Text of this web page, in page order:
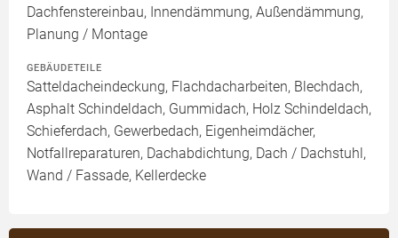
Dachfenstereinbau, Innendämmung, Außendämmung,
Planung / Montage
GEBÄUDETEILE
Satteldacheindeckung, Flachdacharbeiten, Blechdach,
Asphalt Schindeldach, Gummidach, Holz Schindeldach,
Schieferdach, Gewerbedach, Eigenheimdächer,
Notfallreparaturen, Dachabdichtung, Dach / Dachstuhl,
Wand / Fassade, Kellerdecke